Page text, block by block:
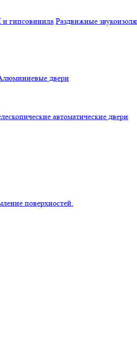
гипсовинила Раздвижные
двери
автоматические двери
поверхностей.